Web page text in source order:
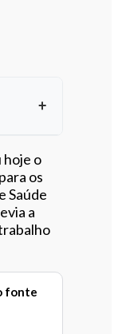
hoje o
os
Saúde
a
fonte